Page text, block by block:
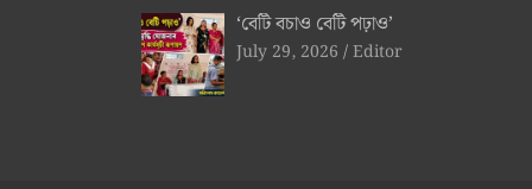
‘বেটি বচাও বেটি পঢ়াও’
July 29, 2026 Editor